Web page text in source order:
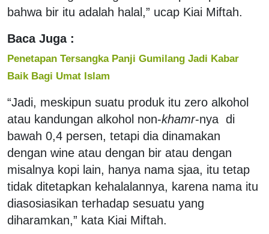
bahwa bir itu adalah halal,” ucap Kiai Miftah.
Baca Juga :
Penetapan Tersangka Panji Gumilang Jadi Kabar
Baik Bagi Umat Islam
“Jadi, meskipun suatu produk itu zero alkohol
atau kandungan alkohol non-khamr-nya di
bawah 0,4 persen, tetapi dia dinamakan
dengan wine atau dengan bir atau dengan
misalnya kopi lain, hanya nama sjaa, itu tetap
tidak ditetapkan kehalalannya, karena nama itu
diasosiasikan terhadap sesuatu yang
diharamkan,” kata Kiai Miftah.